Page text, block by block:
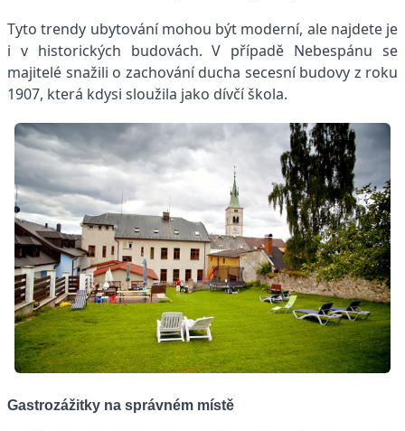
Tyto trendy ubytování mohou být moderní, ale najdete je
i v historických budovách. V případě Nebespánu se
majitelé snažili o zachování ducha secesní budovy z roku
1907, která kdysi sloužila jako dívčí škola.
Gastrozážitky na správném místě